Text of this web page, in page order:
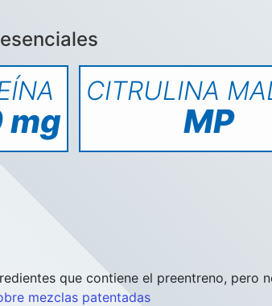
mg
CITRULINA
MP
que contiene el preentreno, pero
mezclas patentadas